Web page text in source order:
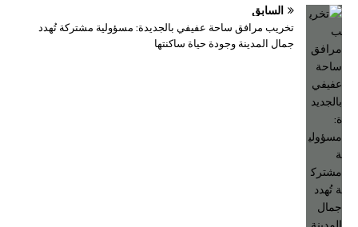
السابق
تخريب مرافق ساحة عفيفي بالجديدة: مسؤولية مشتركة تُهدد
جمال المدينة وجودة حياة ساكنتها